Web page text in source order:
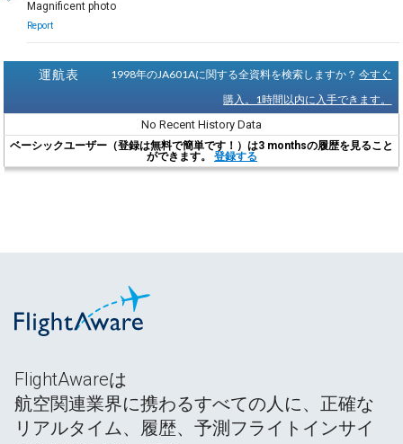
Magnificent photo
Report
運航表 1998年のJA601Aに関する全資料を検索しますか？今すぐ
購入。1時間以内に入手できます。
No Recent History Data
ベーシックユーザー（登録は無料で簡単です！）は3 monthsの履歴を見ること
ができます。 登録する
FlightAwareは
航空関連業界に携わるすべての人に、正確な
リアルタイム、履歴、予測フライトインサイ